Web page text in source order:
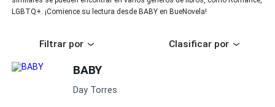
LGBTQ+. ¡Comience su lectura desde BABY en BueNovela!
Filtrar por Clasificar por
BABY
Day Torres